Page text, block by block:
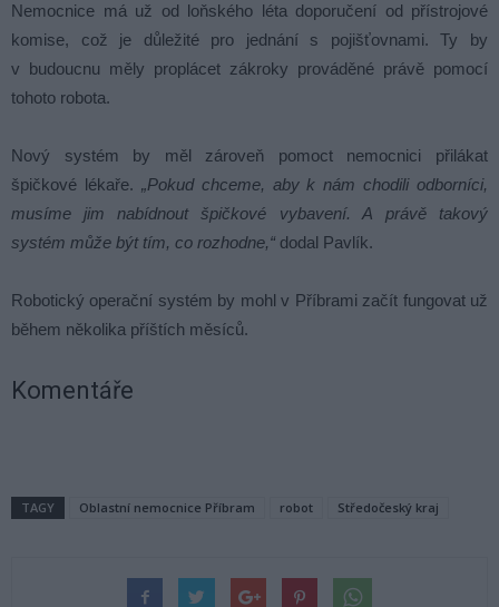
Nemocnice má už od loňského léta doporučení od přístrojové
komise, což je důležité pro jednání s pojišťovnami. Ty by
v budoucnu měly proplácet zákroky prováděné právě pomocí
tohoto robota.
Nový systém by měl zároveň pomoct nemocnici přilákat
špičkové lékaře. „Pokud chceme, aby k nám chodili odborníci,
musíme jim nabídnout špičkové vybavení. A právě takový
systém může být tím, co rozhodne,“ dodal Pavlík.
Robotický operační systém by mohl v Příbrami začít fungovat už
během několika příštích měsíců.
Komentáře
TAGY Oblastní nemocnice Příbram robot Středočeský kraj